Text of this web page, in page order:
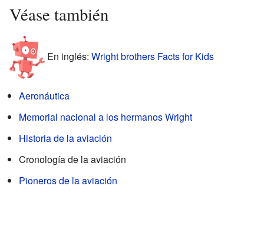
Véase también
En inglés: Wright brothers Facts for Kids
Aeronáutica
Memorial nacional a los hermanos Wright
Historia de la aviación
Cronología de la aviación
Pioneros de la aviación